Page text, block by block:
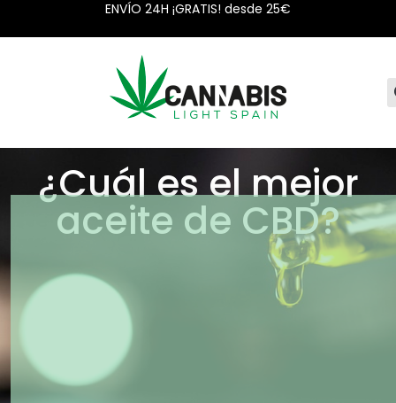
ENVÍO 24H ¡GRATIS! desde 25€
¿Cuál es el mejor
aceite de CBD?